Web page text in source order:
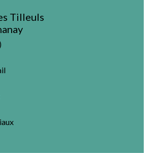
Tilleuls